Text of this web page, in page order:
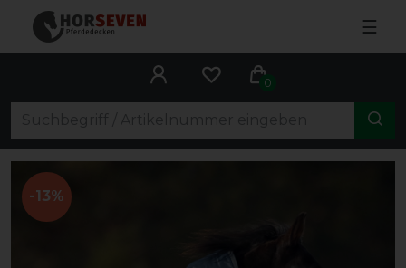
☰
0
-13%